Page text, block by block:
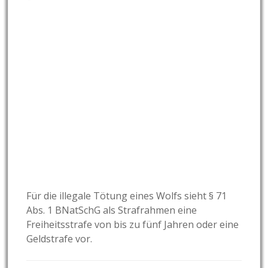
Für die illegale Tötung eines Wolfs sieht § 71
Abs. 1 BNatSchG als Strafrahmen eine
Freiheitsstrafe von bis zu fünf Jahren oder eine
Geldstrafe vor.